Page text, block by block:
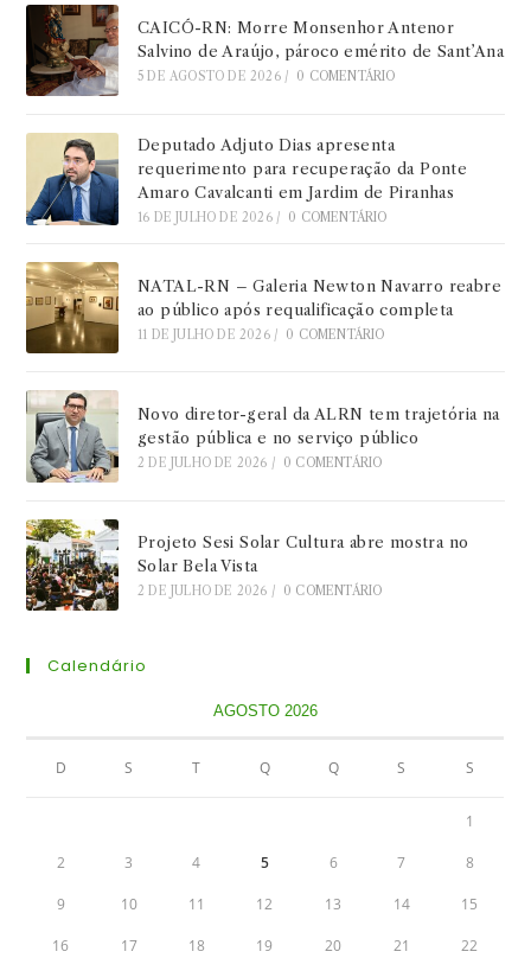
CAICÓ-RN: Morre Monsenhor Antenor
Salvino de Araújo, pároco emérito de Sant’Ana
5 DE AGOSTO DE 2026 / 0 COMENTÁRIO
Deputado Adjuto Dias apresenta
requerimento para recuperação da Ponte
Amaro Cavalcanti em Jardim de Piranhas
16 DE JULHO DE 2026 / 0 COMENTÁRIO
NATAL-RN – Galeria Newton Navarro reabre
ao público após requalificação completa
11 DE JULHO DE 2026 / 0 COMENTÁRIO
Novo diretor-geral da ALRN tem trajetória na
gestão pública e no serviço público
2 DE JULHO DE 2026 / 0 COMENTÁRIO
Projeto Sesi Solar Cultura abre mostra no
Solar Bela Vista
2 DE JULHO DE 2026 / 0 COMENTÁRIO
Calendário
AGOSTO 2026
D S T Q Q S S
1
2 3 4 5 6 7 8
9 10 11 12 13 14 15
16 17 18 19 20 21 22